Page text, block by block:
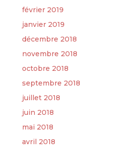
février 2019
janvier 2019
décembre 2018
novembre 2018
octobre 2018
septembre 2018
juillet 2018
juin 2018
mai 2018
avril 2018